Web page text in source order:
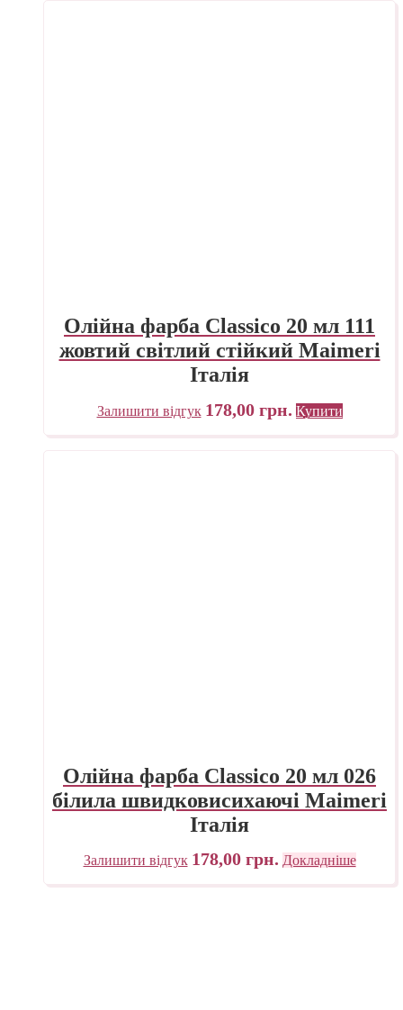
Олійна фарба Classico 20 мл 111
жовтий світлий стійкий Maimeri
Італія
Залишити відгук 178,00 грн. Купити
Олійна фарба Classico 20 мл 026
білила швидковисихаючі Maimeri
Італія
Залишити відгук 178,00 грн. Докладніше